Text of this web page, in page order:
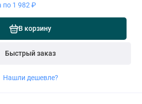
по 1 982 ₽
В корзину
Быстрый заказ
Нашли дешевле?